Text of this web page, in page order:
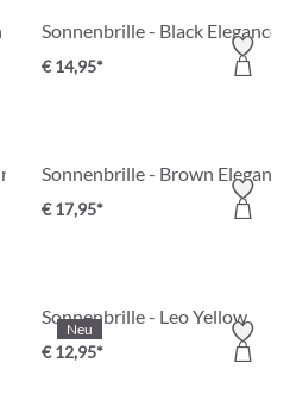
Sonnenbrille - Black Elegance
€ 14,95*
SunSonnenbrille - Brown Elegance
€ 17,95*
Neu
Sonnenbrille - Leo Yellow
€ 12,95*